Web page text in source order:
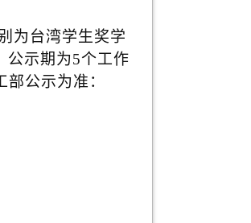
为台湾学生奖学
公示期为5个工作
公示为准：